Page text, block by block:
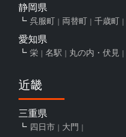
静岡県
呉服町 両替町 千歳町
愛知県
栄 名駅 丸の内・伏見
近畿
三重県
四日市 大門